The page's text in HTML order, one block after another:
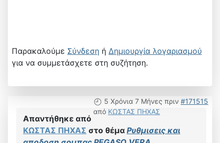
Παρακαλούμε Σύνδεση ή Δημιουργία λογαριασμού
για να συμμετάσχετε στη συζήτηση.
5 Χρόνια 7 Μήνες πριν #171515
από ΚΩΣΤΑΣ ΠΗΧΑΣ
Απαντήθηκε από
ΚΩΣΤΑΣ ΠΗΧΑΣ στο θέμα Ρυθμισεις και